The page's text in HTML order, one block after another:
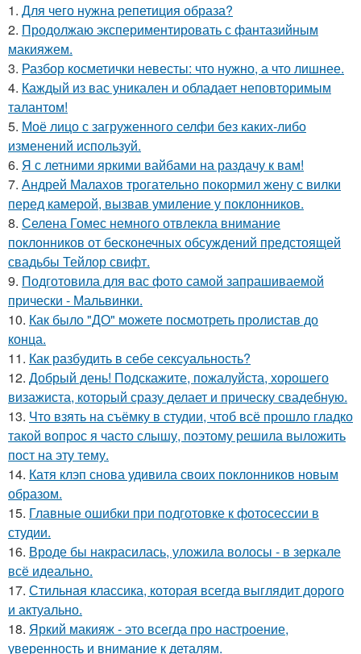
1. Для чего нужна репетиция образа?
2. Продолжаю экспериментировать с фантазийным
макияжем.
3. Разбор косметички невесты: что нужно, а что лишнее.
4. Каждый из вас уникален и обладает неповторимым
талантом!
5. Моё лицо с загруженного селфи без каких-либо
изменений используй.
6. Я с летними яркими вайбами на раздачу к вам!
7. Андрей Малахов трогательно покормил жену с вилки
перед камерой, вызвав умиление у поклонников.
8. Селена Гомес немного отвлекла внимание
поклонников от бесконечных обсуждений предстоящей
свадьбы Тейлор свифт.
9. Подготовила для вас фото самой запрашиваемой
прически - Мальвинки.
10. Как было "ДО" можете посмотреть пролистав до
конца.
11. Как разбудить в себе сексуальность?
12. Добрый день! Подскажите, пожалуйста, хорошего
визажиста, который сразу делает и прическу свадебную.
13. Что взять на съёмку в студии, чтоб всё прошло гладко
такой вопрос я часто слышу, поэтому решила выложить
пост на эту тему.
14. Катя клэп снова удивила своих поклонников новым
образом.
15. Главные ошибки при подготовке к фотосессии в
студии.
16. Вроде бы накрасилась, уложила волосы - в зеркале
всё идеально.
17. Стильная классика, которая всегда выглядит дорого
и актуально.
18. Яркий макияж - это всегда про настроение,
уверенность и внимание к деталям.